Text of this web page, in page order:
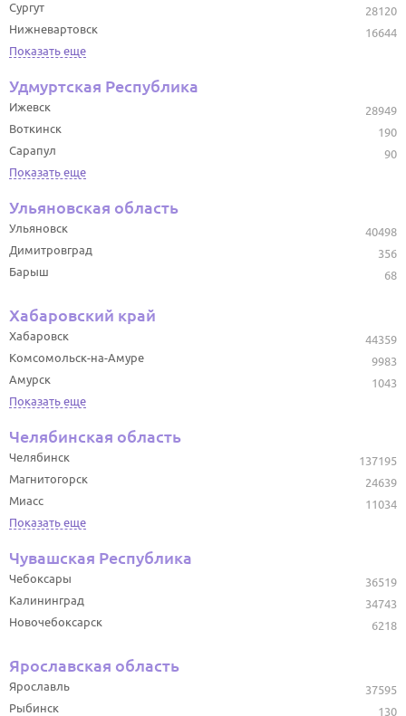
28120
Сургут
16644
Нижневартовск
Показать еще
Удмуртская Республика
28949
Ижевск
190
Воткинск
90
Сарапул
Показать еще
Ульяновская область
40498
Ульяновск
356
Димитровград
68
Барыш
Хабаровский край
44359
Хабаровск
9983
Комсомольск-на-Амуре
1043
Амурск
Показать еще
Челябинская область
137195
Челябинск
24639
Магнитогорск
11034
Миасс
Показать еще
Чувашская Республика
36519
Чебоксары
34743
Калининград
6218
Новочебоксарск
Ярославская область
37595
Ярославль
130
Рыбинск